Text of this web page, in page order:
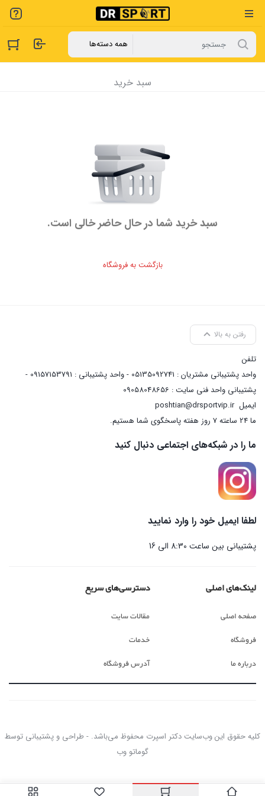
سبد خرید
سبد خرید شما در حال حاضر خالی است.
بازگشت به فروشگاه
رفتن به بالا
تلفن
واحد پشتیبانی مشتریان : 05135092741 - واحد پشتیبانی : 09157153791 -
پشتیبانی واحد فنی سایت : 09058048656
ایمیلposhtian@drsportvip.ir
ما 24 ساعته 7 روز هفته پاسخگوی شما هستیم.
ما را در شبکه‌های اجتماعی دنبال کنید
لطفا ایمیل خود را وارد نمایید
پشتیبانی بین ساعت 8:30 الی 16
لینک‌های اصلی
صفحه اصلی
فروشگاه
درباره ما
دسترسی‌های سریع
مقالات سایت
خدمات
آدرس فروشگاه
کلیه حقوق این وب‌سایت دکتر اسپرت محفوظ می‌باشد. - طراحی و پشتیبانی توسط
گوماتو وب